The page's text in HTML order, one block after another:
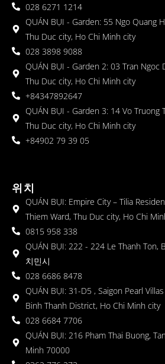
028 6271 1214
QUÁN BỤI - Garden: 55 Ngo Quang
Thu Duc city, Ho Chi Minh city
028 3898 9088
QUÁN BỤI - Garden 2: 03 Tran Ngoc
Thu Duc city, Ho Chi Minh city
+84347892647
QUÁN BỤI - Garden 3: 14 Vo Truong
Thu Duc city, Ho Chi Minh city
+84902 79 39 05
위치
QUÁN BỤI: Empire City – Tilia
Thiem Ward, Thu Duc city, Ho Chi
0815 958 338
QUÁN BỤI: 222 - 224 Le Thanh Ton,
치민시
028 6686 8478
QUÁN BỤI: 31-D5 , Saigon Pearl
Binh Thanh District, Ho Chi Minh city
028 6684 7706
QUÁN BỤI: 216 Pham Thai Buong,
Minh 70000